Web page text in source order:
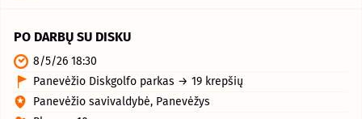
PO DARBŲ SU DISKU
8/5/26 18:30
Panevėžio Diskgolfo parkas → 19 krepšių
Panevėžio savivaldybė, Panevėžys